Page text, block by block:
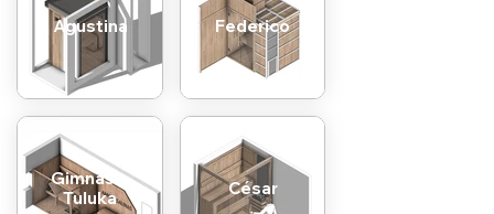
Agustina Federico
Gimnasio
Tuluka
César